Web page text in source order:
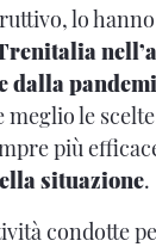
lo
dalla
le
più
situazione.
condotte